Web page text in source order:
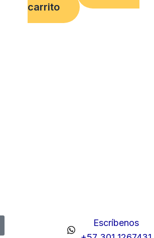
carrito
Escríbenos